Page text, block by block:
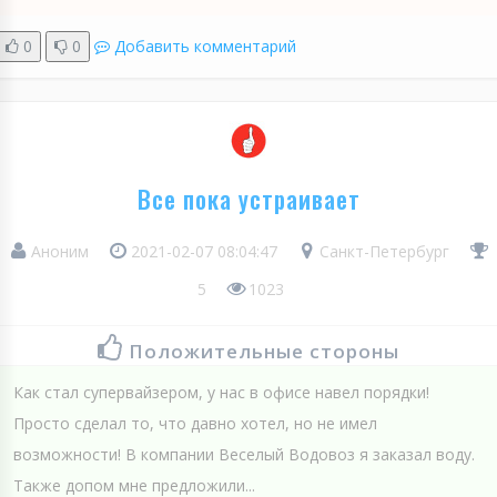
0 0 Добавить комментарий
Все пока устраивает
Аноним 2021-02-07 08:04:47
Санкт-Петербург
5
1023
Положительные стороны
Как стал супервайзером, у нас в офисе навел порядки!
Просто сделал то, что давно хотел, но не имел
возможности! В компании Веселый Водовоз я заказал воду.
Также допом мне предложили...